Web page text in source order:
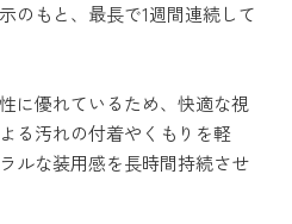
のもと、最長で1週間連続して
に優れているため、快適な視
る汚れの付着やくもりを軽
ルな装用感を長時間持続させ